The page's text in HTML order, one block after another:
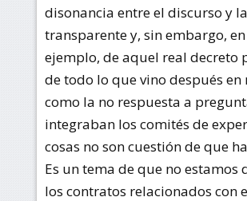
disonancia entre el discurso y
transparente y, sin embargo,
ejemplo, de aquel real decreto
de todo lo que vino después
como la no respuesta a
integraban los comités de
cosas no son cuestión de que
Es un tema de que no
los contratos relacionados con